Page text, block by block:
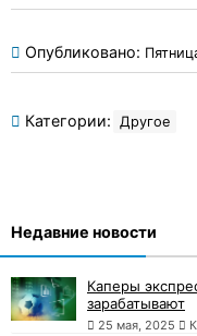
Опубликовано:
Категории: Другое
Недавние новости
Каперы
зарабатывают
25 мая, 2025